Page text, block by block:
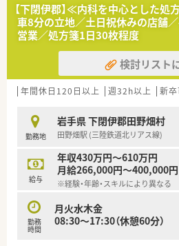
【下閉伊郡】≪内科を中心とした
車8分の立地／土日祝休みの店舗
営業／処方箋1日30枚程度
検討リスト
年間休日120日以上 週32h以上 新
勤務地
岩手県 下閉伊郡田野畑村
田野畑駅 (三陸鉄道北リアス線)
給与
年収430万円～610万円
月給266,000円～400,000円
※経験・年齢・スキルにより異なる
勤務
時間
月火水木金
08:30～17:30（休憩60分）